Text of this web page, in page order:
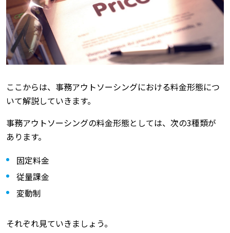
ここからは、事務アウトソーシングにおける料金形態につ
いて解説していきます。
事務アウトソーシングの料金形態としては、次の3種類が
あります。
固定料金
従量課金
変動制
それぞれ見ていきましょう。